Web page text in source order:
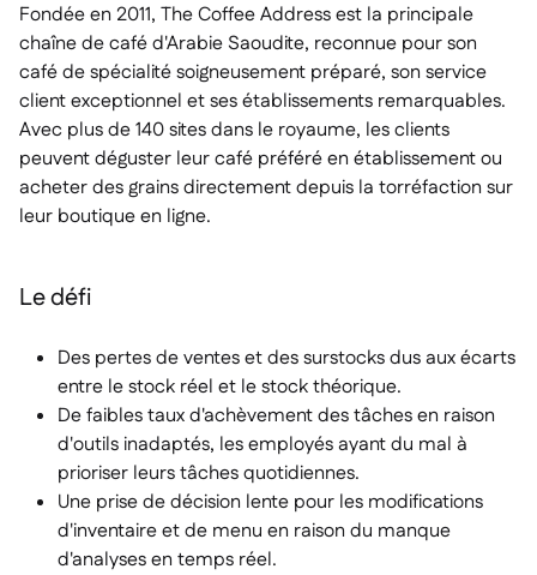
Fondée en 2011, The Coffee Address est la principale
chaîne de café d'Arabie Saoudite, reconnue pour son
café de spécialité soigneusement préparé, son service
client exceptionnel et ses établissements remarquables.
Avec plus de 140 sites dans le royaume, les clients
peuvent déguster leur café préféré en établissement ou
acheter des grains directement depuis la torréfaction sur
leur boutique en ligne.
Le défi
Des pertes de ventes et des surstocks dus aux écarts
entre le stock réel et le stock théorique.
De faibles taux d'achèvement des tâches en raison
d'outils inadaptés, les employés ayant du mal à
prioriser leurs tâches quotidiennes.
Une prise de décision lente pour les modifications
d'inventaire et de menu en raison du manque
d'analyses en temps réel.